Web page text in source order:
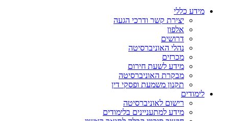
מידע כללי
יצירת קשר ודרכי הגעה
אלפון
דרושים
נהלי האוניברסיטה
מכרזים
מידע לשעת חירום
מבקרת האוניברסיטה
תקנון משמעת ופסקי דין
לימודים
רישום לאוניברסיטה
מידע למתעניינים בלימודים